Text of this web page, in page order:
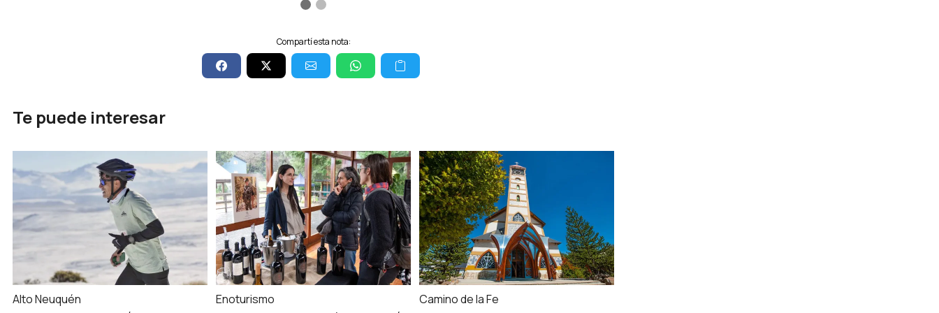
Compartí esta nota:
Te puede interesar
Alto Neuquén Enoturismo Camino de la Fe